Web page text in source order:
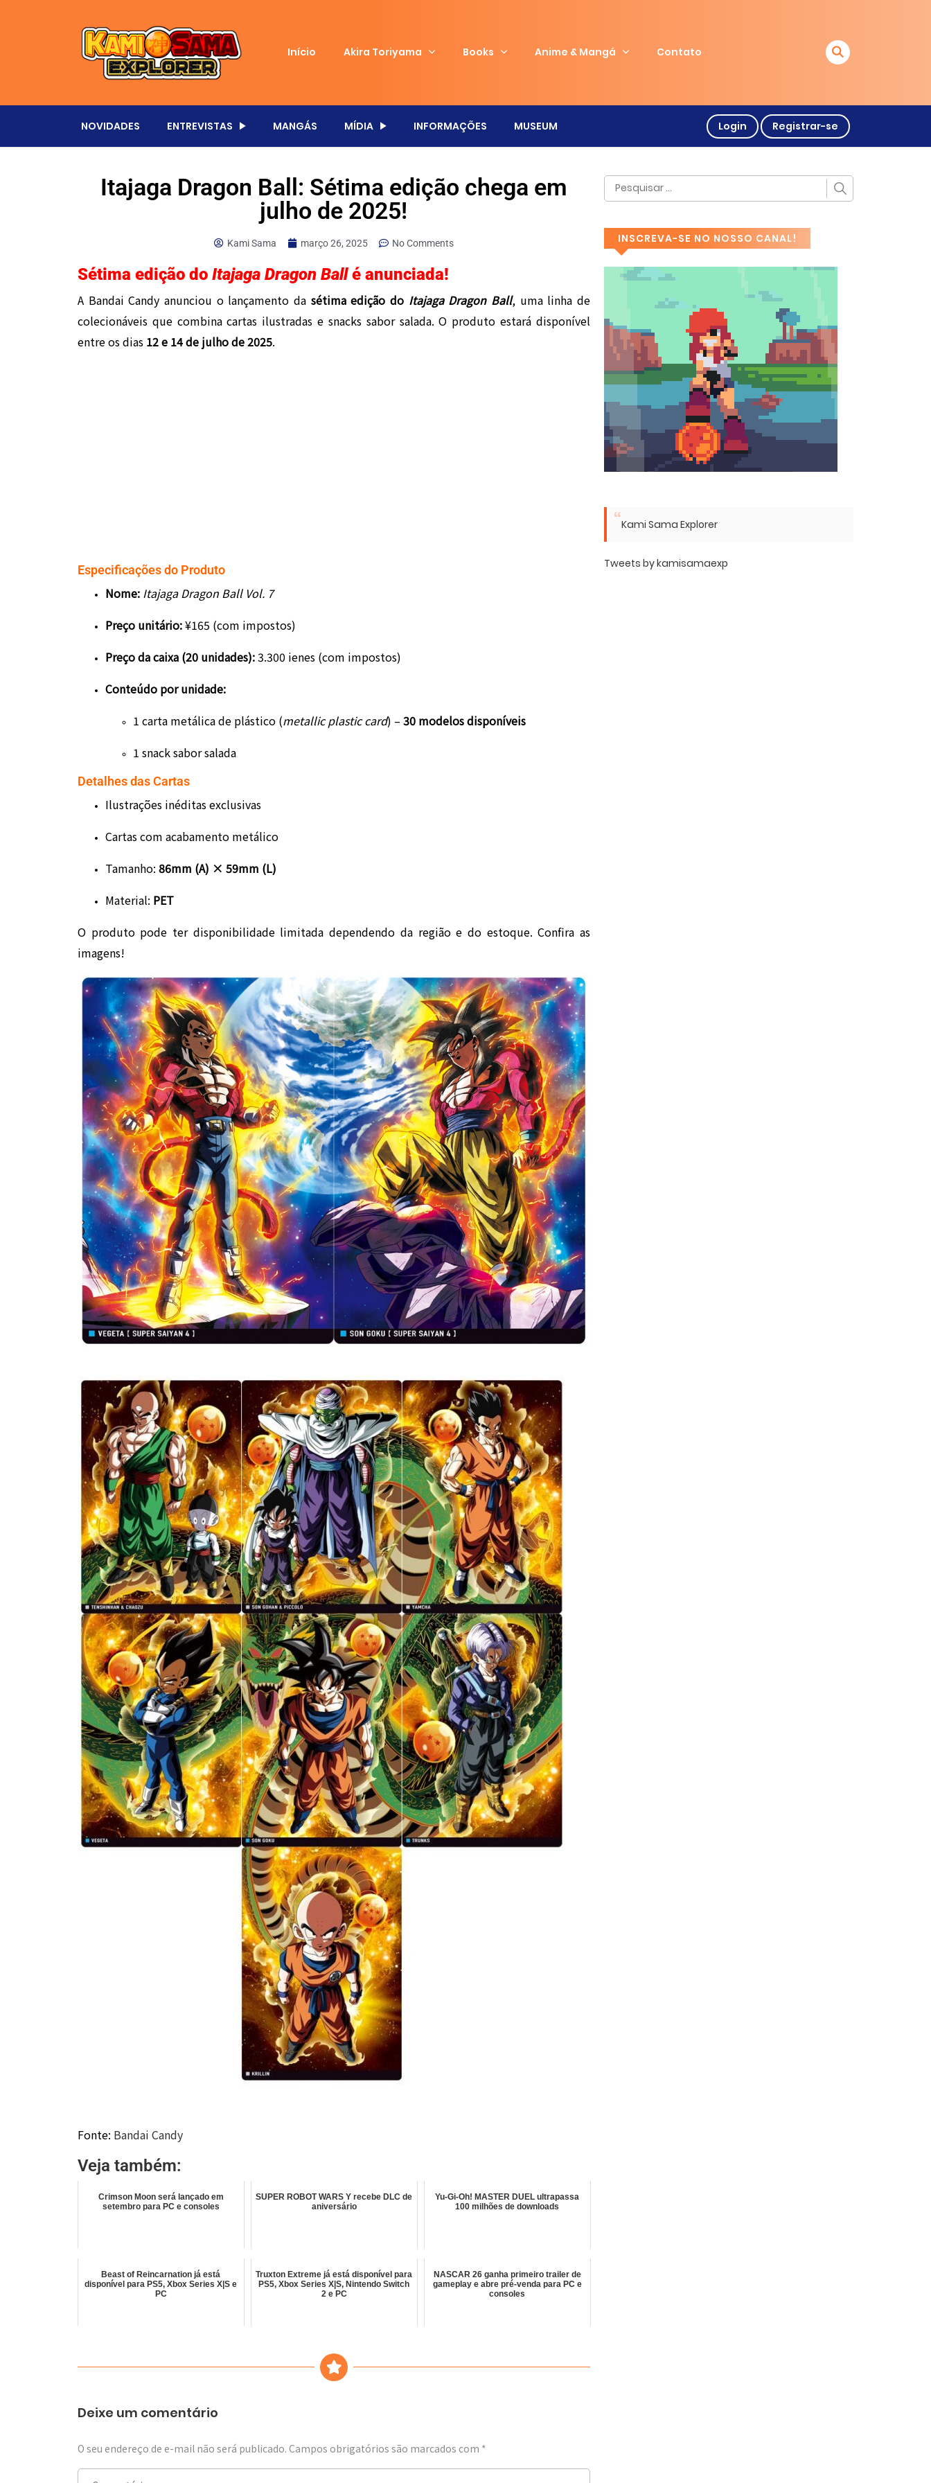
Início Akira Toriyama Books Anime & Mangá Contato
NOVIDADES ENTREVISTAS MANGÁS MÍDIA INFORMAÇÕES MUSEUM Login Registrar-se
Itajaga Dragon Ball: Sétima edição chega em
julho de 2025!
Kami Sama março 26, 2025 No Comments
Sétima edição do Itajaga Dragon Ballé anunciada!
A Bandai Candy anunciou o lançamento da sétima edição do Itajaga Dragon Ball, uma linha de
colecionáveis que combina cartas ilustradas e snacks sabor salada. O produto estará disponível
entre os dias 12 e 14 de julho de 2025.
Especificações do Produto
Nome: Itajaga Dragon Ball Vol. 7
Preço unitário:¥165 (com impostos)
Preço da caixa (20 unidades):3.300 ienes (com impostos)
Conteúdo por unidade:
1 carta metálica de plástico (metallic plastic card) – 30 modelos disponíveis
1 snack sabor salada
Detalhes das Cartas
Ilustrações inéditas exclusivas
Cartas com acabamento metálico
Tamanho: 86mm (A) × 59mm (L)
Material: PET
O produto pode ter disponibilidade limitada dependendo da região e do estoque. Confira as
imagens!
Fonte: Bandai Candy
Veja também:
Crimson Moon será lançado em
setembro para PC e consoles
SUPER ROBOT WARS Y recebe DLC de
aniversário
Yu-Gi-Oh! MASTER DUEL ultrapassa
100 milhões de downloads
Beast of Reincarnation já está
disponível para PS5, Xbox Series X|S e
PC
Truxton Extreme já está disponível para
PS5, Xbox Series X|S, Nintendo Switch
2 e PC
NASCAR 26 ganha primeiro trailer de
gameplay e abre pré-venda para PC e
consoles
Deixe um comentário
O seu endereço de e-mail não será publicado. Campos obrigatórios são marcados com *
INSCREVA-SE NO NOSSO CANAL!
Kami Sama Explorer
Tweets by kamisamaexp